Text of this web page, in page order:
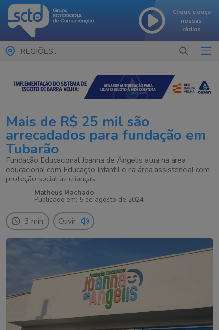
Clique e ouça
nossas
rádios
REGIÕES...
Mais de R$ 25 mil são
arrecadados para fundação em
Tubarão
Fundação Educacional Joanna de Ângelis atua na área
educacional com Educação Infantil e na área assistencial com
proteção social às crianças.
Matheus Machado
Publicado em: 5 de agosto de 2024
3 min. Ouvir